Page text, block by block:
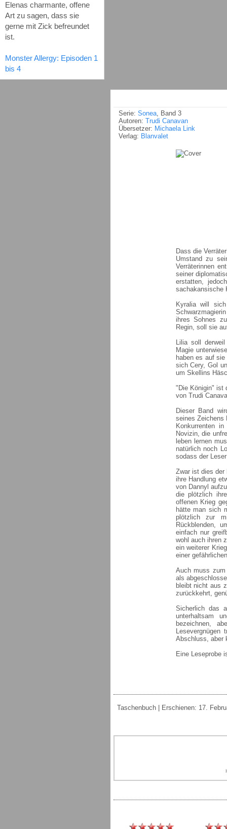
Elenas charmante, offene
Art zu sagen, dass sie
gerne mit Zick befreundet
ist.
Monster Allergy: Episoden 1
bis 4
Serie: Sonea, Band 3
Autoren: Trudi Canavan
Übersetzer: Michaela Link
Verlag: Blanvalet
Dass die
Umstand zu
Verräterinnen
seiner
erstatten,
sachakansische
Kyralia will
ihres Sohnes
Regin, soll sie
Lilia soll
Magie
haben es auf
sich Cery, Gol
um Skellins
"Die Königin" ist
von Trudi
Dieser Band
seines Zeichens
Konkurrenten
Novizin, die
leben lernen
natürlich noch
sodass der
Zwar ist dies der
ihre Handlung
von Dannyl
die plötzlich
offenen Krieg
hätte man sich
plötzlich zur
Rückblenden,
einfach nur
wohl auch ihren
ein weiterer
einer
Auch muss
als
bleibt nicht aus
zurückkehrt,
Sicherlich das
unterhaltsam
bezeichnen,
Abschluss, aber
Eine Leseprobe
Taschenbuch | Erschienen: 17.